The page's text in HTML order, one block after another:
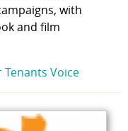
with
and film
Voice